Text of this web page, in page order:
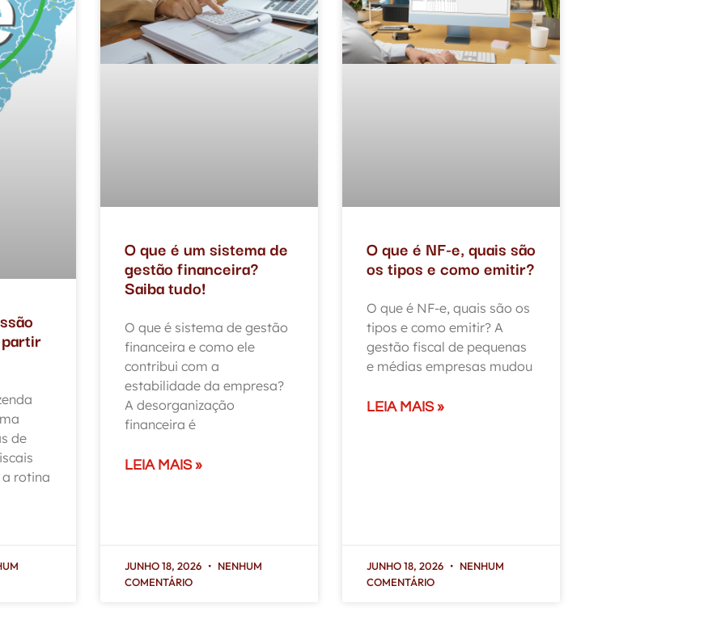
de
rotina
O que é um sistema de
gestão financeira?
Saiba tudo!
O que é sistema de gestão
financeira e como ele
contribui com a
estabilidade da empresa?
A desorganização
financeira é
LEIA MAIS »
JUNHO 18, 2026
NENHUM
COMENTÁRIO
O que é NF-e, quais são
os tipos e como emitir?
O que é NF-e, quais são os
tipos e como emitir? A
gestão fiscal de pequenas
e médias empresas mudou
LEIA MAIS »
JUNHO 18, 2026
NENHUM
COMENTÁRIO